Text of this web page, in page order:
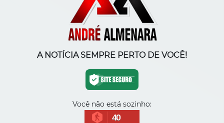
A NOTÍCIA SEMPRE PERTO DE VOCÊ!
Você não está sozinho:
40